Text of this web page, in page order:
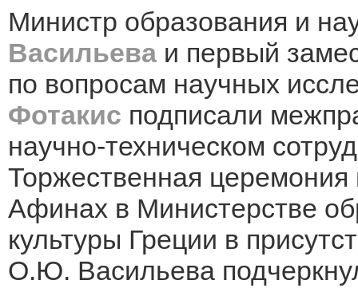
Министр образования и
Васильева и первый
по вопросам научных
Фотакис подписали
научно-техническом
Торжественная церемония
Афинах в Министерстве
культуры Греции в
О.Ю. Васильева